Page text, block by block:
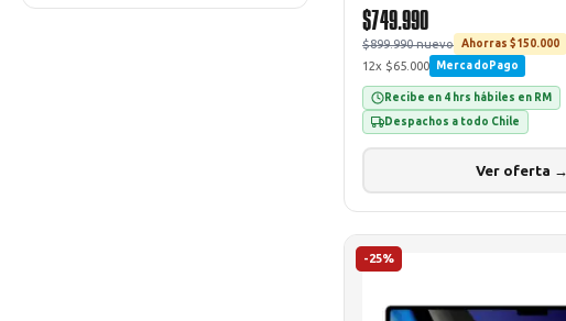
$749.990
$899.990 nuevo Ahorras $150.000
12x $65.000 MercadoPago
Recibe en 4 hrs hábiles en RM
Despachos a todo Chile
Ver oferta →
-25%